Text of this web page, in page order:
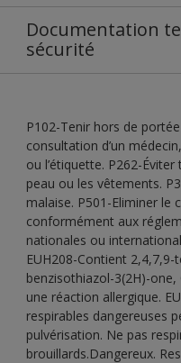
Documentation
sécurité
P102-Tenir hors de
consultation d’un
ou l’étiquette. P262-
peau ou les vêtements.
malaise. P501-Eliminer le
conformément aux
nationales ou
EUH208-Contient
benzisothiazol-3(2H)-
une réaction allergique.
respirables dangereuses
pulvérisation. Ne pas
brouillards.Dangereux.